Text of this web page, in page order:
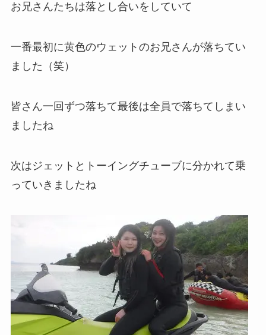
お兄さんたちは落とし合いをしていて
一番最初に黄色のウェットのお兄さんが落ちてい
ました（笑）
皆さん一回ずつ落ちて最後は全員で落ちてしまい
ましたね
次はジェットとトーイングチューブに分かれて乗
っていきましたね